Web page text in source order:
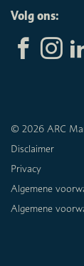
Volg ons:
© 2026 ARC
Disclaimer
Privacy
Algemene
Algemene